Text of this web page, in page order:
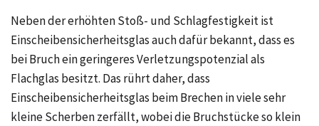
Neben der erhöhten Stoß- und Schlagfestigkeit ist
Einscheibensicherheitsglas auch dafür bekannt, dass es
bei Bruch ein geringeres Verletzungspotenzial als
Flachglas besitzt. Das rührt daher, dass
Einscheibensicherheitsglas beim Brechen in viele sehr
kleine Scherben zerfällt, wobei die Bruchstücke so klein